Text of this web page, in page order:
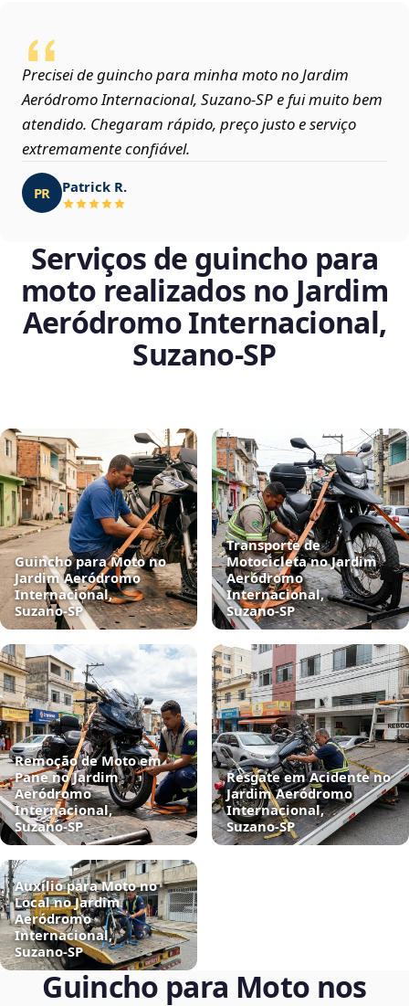
Precisei de guincho para minha moto no Jardim
Aeródromo Internacional, Suzano‑SP e fui muito bem
atendido. Chegaram rápido, preço justo e serviço
extremamente confiável.
PR Patrick R.
Serviços de guincho para
moto realizados no Jardim
Aeródromo Internacional,
Suzano‑SP
Guincho para Moto no
Jardim Aeródromo
Internacional,
Suzano‑SP
Transporte de
Motocicleta no Jardim
Aeródromo
Internacional,
Suzano‑SP
Remoção de Moto em
Pane no Jardim
Aeródromo
Internacional,
Suzano‑SP
Resgate em Acidente no
Jardim Aeródromo
Internacional,
Suzano‑SP
Auxílio para Moto no
Local no Jardim
Aeródromo
Internacional,
Suzano‑SP
Guincho para Moto nos